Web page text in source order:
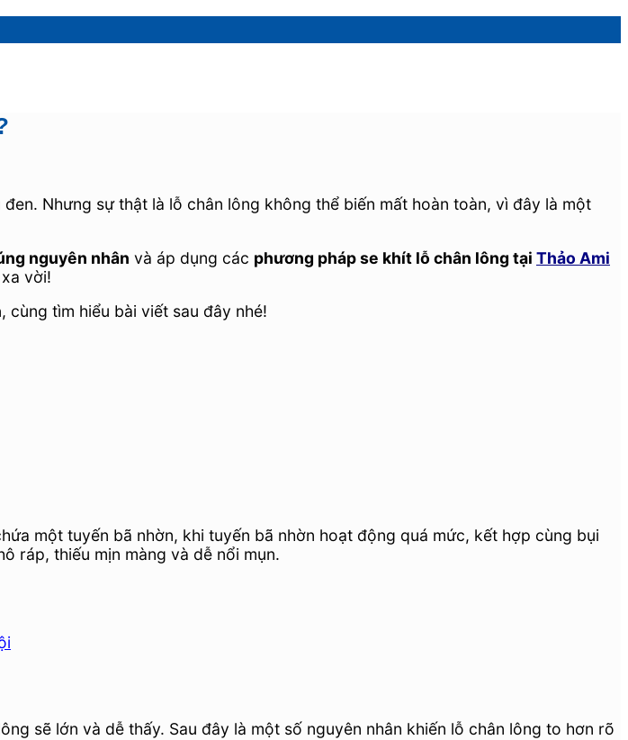
Nhưng sự thật là lỗ chân lông không thể biến mất hoàn toàn, vì đây là một
nguyên nhân và áp dụng các phương pháp se khít lỗ chân lông tại Thảo Ami
vời!
, cùng tìm hiểu bài viết sau đây nhé!
một tuyến bã nhờn, khi tuyến bã nhờn hoạt động quá mức, kết hợp cùng bụi
ráp, thiếu mịn màng và dễ nổi mụn.
sẽ lớn và dễ thấy. Sau đây là một số nguyên nhân khiến lỗ chân lông to hơn rõ